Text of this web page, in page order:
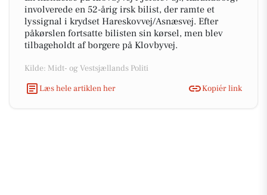
involverede en 52-årig irsk bilist, der ramte et
lyssignal i krydset Hareskovvej/Asnæsvej. Efter
påkørslen fortsatte bilisten sin kørsel, men blev
tilbageholdt af borgere på Klovbyvej.
Kilde: Midt- og Vestsjællands Politi
Læs hele artiklen her
Kopiér link